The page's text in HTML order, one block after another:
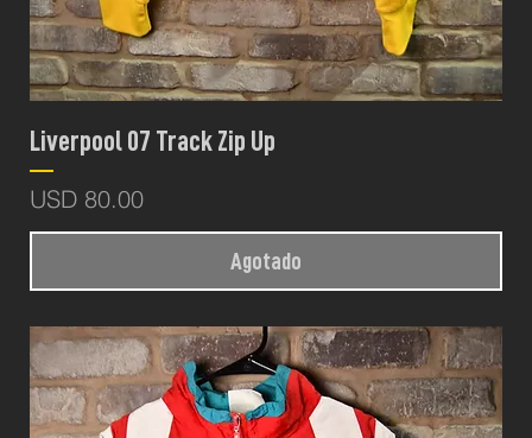
Liverpool 07 Track Zip Up
Precio
USD 80.00
Agotado